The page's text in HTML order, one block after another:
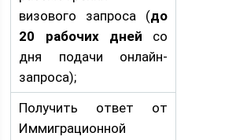
визового запроса (до
20 рабочих дней со
дня подачи онлайн-
запроса);
Получить ответ от
Иммиграционной